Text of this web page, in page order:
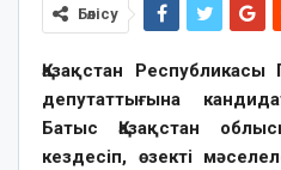
Бөлісу
Қазақстан Республикасы
депутаттығына
Батыс Қазақстан
кездесіп, өзекті